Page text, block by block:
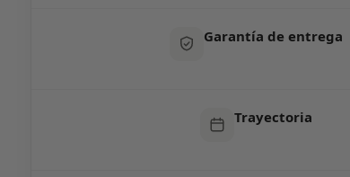
Garantía de entrega
Trayectoria